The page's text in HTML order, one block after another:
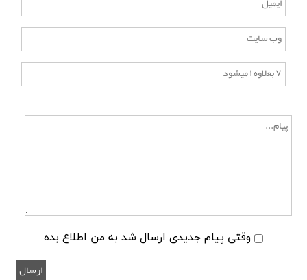
وقتی پیام جدیدی ارسال شد به من اطلاع بده